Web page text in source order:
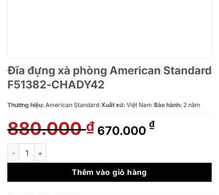
Đĩa đựng xà phòng American Standard
F51382-CHADY42
Thương hiệu: American Standard Xuất xứ: Việt Nam Bảo hành: 2 năm
880.000₫ Giá
gốc
880.000 ₫.
670.000 ₫Giá
là:
Đĩa đựng xà phòng American Standard F51382-CHADY42 số
Thêm vào giỏ hàng